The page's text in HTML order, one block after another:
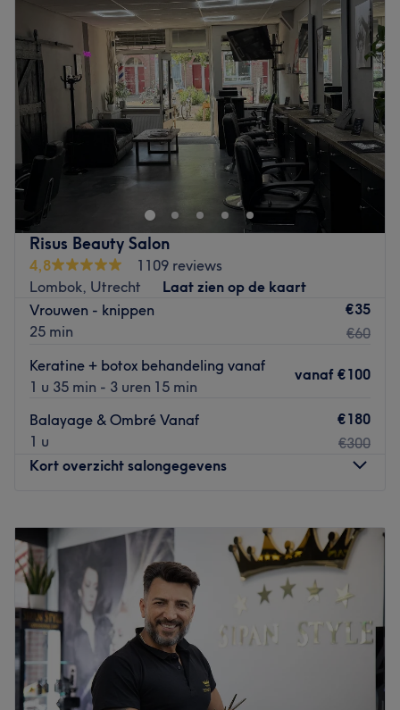
Risus Beauty Salon
4,8
1109 reviews
Lombok, Utrecht
Laat zien op de kaart
Vrouwen - knippen
25 min
€35
€60
Keratine + botox behandeling vanaf
1 u 35 min - 3 uren 15 min
vanaf €100
Balayage & Ombré Vanaf
1 u
€180
€300
Kort overzicht salongegevens
Dinsdag
10:00–23:55
10:00–23:55
Donderdag
10:00
23:55
Vrijdag
10:00 –23:55
Zaterdag
10:00–
23:55
10:00 – 23:55
Kan je haar wel een make-over gebruiken? Dan ben je op